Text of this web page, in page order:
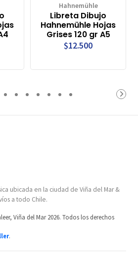
Hahnemühle
Libreta Dibujo
Hahnemühle Hojas
Grises 120 gr A5
$12.500
ubicada en la ciudad de Viña del Mar &
a todo Chile.
Viña del Mar 2026. Todos los derechos
.